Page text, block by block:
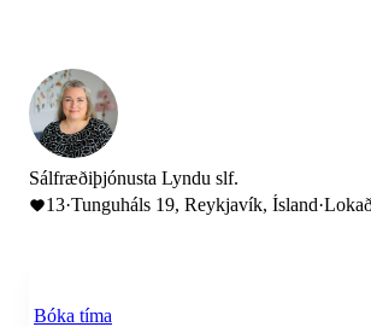
Sálfræðiþjónusta Lyndu slf.
13·Tunguháls 19, Reykjavík, Ísland·
Bóka tíma